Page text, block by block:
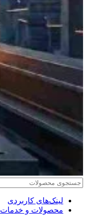
لینک‌های کاربردی
محصولات و خدمات